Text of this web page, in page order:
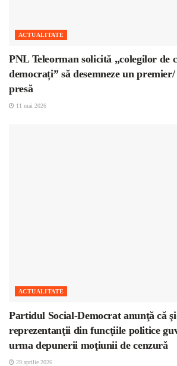
ACTUALITATE
PNL Teleorman solicită „colegilor de
democrați” să desemneze un
presă
11 mai 2026
ACTUALITATE
Partidul Social-Democrat anunţă că
reprezentanţii din funcţiile politice
urma depunerii moţiunii de cenzură
29 aprilie 2026